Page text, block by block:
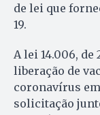
de lei que
19.
A lei 14.006, de
liberação de
coronavírus
solicitação